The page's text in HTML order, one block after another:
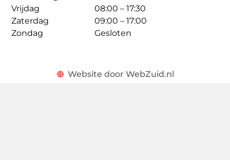
Vrijdag
Zaterdag
Zondag
08:00 – 17:30
09:00 – 17:00
Gesloten
Website door WebZuid.nl